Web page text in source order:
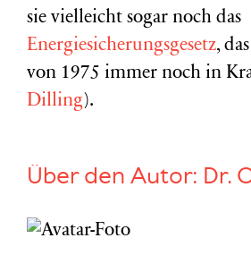
sie vielleicht sogar noch das
Energiesicherungsgesetz,
von 1975 immer noch in
Dilling).
Über den Autor: Dr.